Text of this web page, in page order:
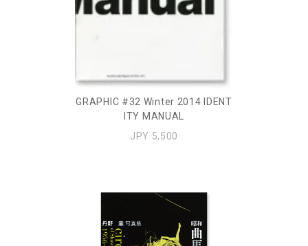
GRAPHIC #32 Winter 2014 IDENT
ITY MANUAL
JPY 5,500